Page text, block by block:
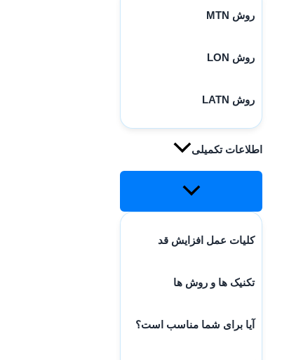
روش MTN
روش LON
روش LATN
اطلاعات تکمیلی
کلیات عمل افزایش قد
تکنیک ها و روش ها
آیا برای شما مناسب است؟